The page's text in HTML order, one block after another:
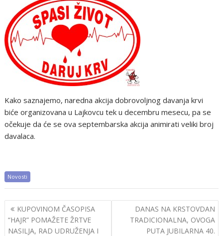
Kako saznajemo, naredna akcija dobrovoljnog davanja krvi
biće organizovana u Lajkovcu tek u decembru mesecu, pa se
očekuje da će se ova septembarska akcija animirati veliki broj
davalaca.
Novosti
Post
navigation
KUPOVINOM ČASOPISA
“HAJR” POMAŽETE ŽRTVE
NASILJA, RAD UDRUŽENJA I
DANAS NA KRSTOVDAN
TRADICIONALNA, OVOGA
PUTA JUBILARNA 40.